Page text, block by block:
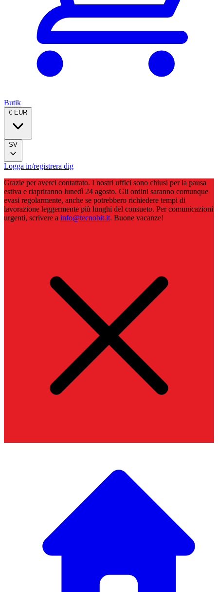
Butik
€ EUR
SV
Logga in/registrera dig
Grazie per averci contattato. I nostri uffici sono chiusi per la pausa
estiva e riapriranno lunedì 24 agosto. Gli ordini saranno comunque
evasi regolarmente, anche se potrebbero richiedere tempi di
lavorazione leggermente più lunghi del consueto. Per comunicazioni
urgenti, scrivere a info@tecnobit.it. Buone vacanze!